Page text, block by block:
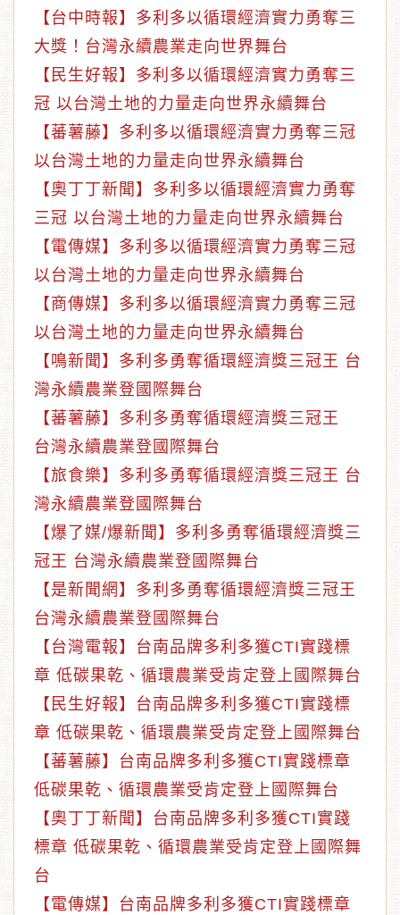
【台中時報】多利多以循環經濟實力勇奪三
大獎！台灣永續農業走向世界舞台
【民生好報】多利多以循環經濟實力勇奪三
冠 以台灣土地的力量走向世界永續舞台
【蕃薯藤】多利多以循環經濟實力勇奪三冠
以台灣土地的力量走向世界永續舞台
【奧丁丁新聞】多利多以循環經濟實力勇奪
三冠 以台灣土地的力量走向世界永續舞台
【電傳媒】多利多以循環經濟實力勇奪三冠
以台灣土地的力量走向世界永續舞台
【商傳媒】多利多以循環經濟實力勇奪三冠
以台灣土地的力量走向世界永續舞台
【鳴新聞】多利多勇奪循環經濟獎三冠王 台
灣永續農業登國際舞台
【蕃薯藤】多利多勇奪循環經濟獎三冠王
台灣永續農業登國際舞台
【旅食樂】多利多勇奪循環經濟獎三冠王 台
灣永續農業登國際舞台
【爆了媒/爆新聞】多利多勇奪循環經濟獎三
冠王 台灣永續農業登國際舞台
【是新聞網】多利多勇奪循環經濟獎三冠王
台灣永續農業登國際舞台
【台灣電報】台南品牌多利多獲CTI實踐標
章 低碳果乾、循環農業受肯定登上國際舞台
【民生好報】台南品牌多利多獲CTI實踐標
章 低碳果乾、循環農業受肯定登上國際舞台
【蕃薯藤】台南品牌多利多獲CTI實踐標章
低碳果乾、循環農業受肯定登上國際舞台
【奧丁丁新聞】台南品牌多利多獲CTI實踐
標章 低碳果乾、循環農業受肯定登上國際舞
台
【電傳媒】台南品牌多利多獲CTI實踐標章